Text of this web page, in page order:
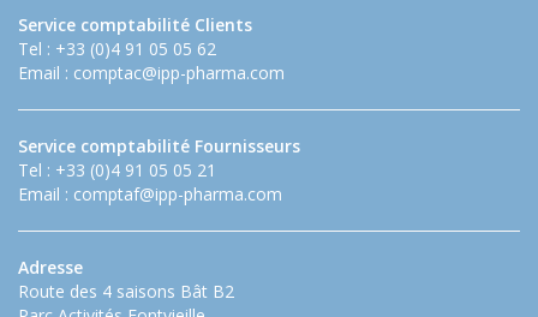
Service comptabilité Clients
Tel : +33 (0)4 91 05 05 62
Email : comptac@ipp-pharma.com
Service comptabilité Fournisseurs
Tel : +33 (0)4 91 05 05 21
Email : comptaf@ipp-pharma.com
Adresse
Route des 4 saisons Bât B2